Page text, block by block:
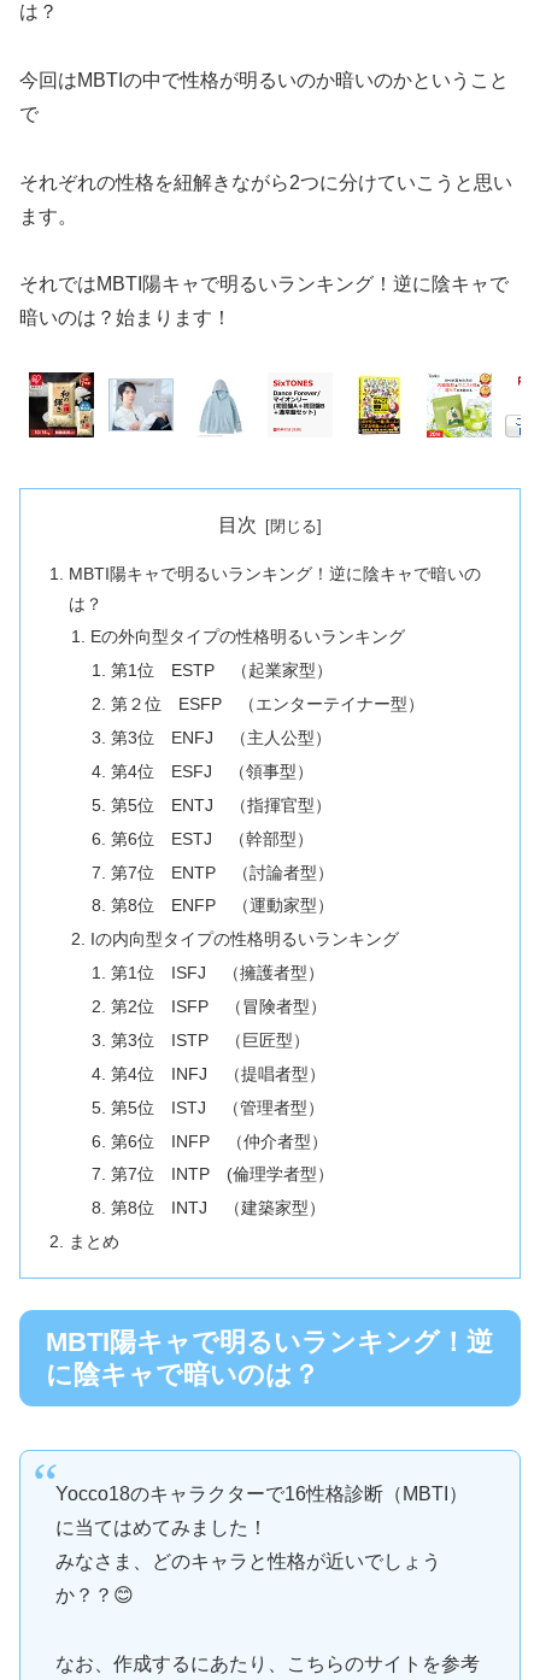
は？
今回はMBTIの中で性格が明るいのか暗いのかということ
で
それぞれの性格を紐解きながら2つに分けていこうと思い
ます。
それではMBTI陽キャで明るいランキング！逆に陰キャで
暗いのは？始まります！
目次
MBTI陽キャで明るいランキング！逆に陰キャで暗いの
は？
Eの外向型タイプの性格明るいランキング
第1位 ESTP （起業家型）
第２位 ESFP （エンターテイナー型）
第3位 ENFJ （主人公型）
第4位 ESFJ （領事型）
第5位 ENTJ （指揮官型）
第6位 ESTJ （幹部型）
第7位 ENTP （討論者型）
第8位 ENFP （運動家型）
Iの内向型タイプの性格明るいランキング
第1位 ISFJ （擁護者型）
第2位 ISFP （冒険者型）
第3位 ISTP （巨匠型）
第4位 INFJ （提唱者型）
第5位 ISTJ （管理者型）
第6位 INFP （仲介者型）
第7位 INTP (倫理学者型）
第8位 INTJ （建築家型）
まとめ
MBTI陽キャで明るいランキング！逆
に陰キャで暗いのは？
Yocco18のキャラクターで16性格診断（MBTI）
に当てはめてみました！
みなさま、どのキャラと性格が近いでしょう
か？？😊
なお、作成するにあたり、こちらのサイトを参考